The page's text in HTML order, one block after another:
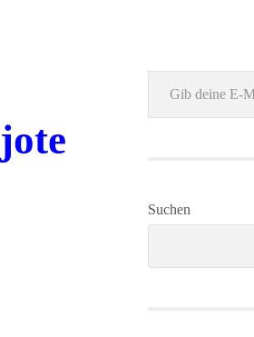
Gib deine E-Mail-Adresse ein ...
Suchen